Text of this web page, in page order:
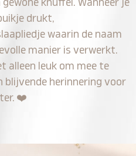
gewone knuffel. Wanneer je
drukt,
waarin de naam
manier is verwerkt.
alleen leuk om mee te
blijvende herinnering voor
❤️